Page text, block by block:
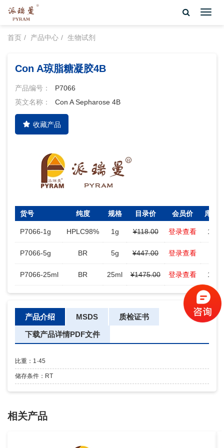
首页
产品中心 生物试剂
Con A琼脂糖凝胶4B
产品编号：
P7066
英文名称：
Con A Sepharose 4B
收藏产品
货号 纯度 规格 目录价 会员价 库存
P7066-1g HPLC98% 1g ¥118.00 登录查看 15
P7066-5g BR 5g ¥447.00 登录查看
P7066-25ml BR 25ml ¥1475.00 登录查看 10
产品介绍 MSDS 质检证书
下载产品详情PDF文件
比重：1·45
储存条件：RT
相关产品